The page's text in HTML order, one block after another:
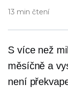
13 min čtení
S více než
měsíčně a
není